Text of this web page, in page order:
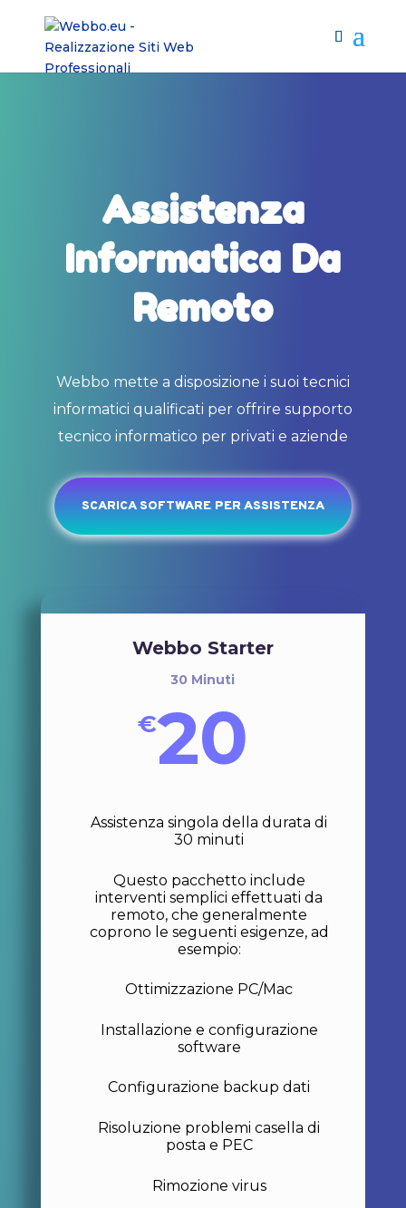
Assistenza
Informatica Da
Remoto
Webbo mette a disposizione i suoi tecnici
informatici qualificati per offrire supporto
tecnico informatico per privati e aziende
SCARICA SOFTWARE PER ASSISTENZA
Webbo Starter
30 Minuti
€20
Assistenza singola della durata di
30 minuti
Questo pacchetto include
interventi semplici effettuati da
remoto, che generalmente
coprono le seguenti esigenze, ad
esempio:
Ottimizzazione PC/Mac
Installazione e configurazione
software
Configurazione backup dati
Risoluzione problemi casella di
posta e PEC
Rimozione virus